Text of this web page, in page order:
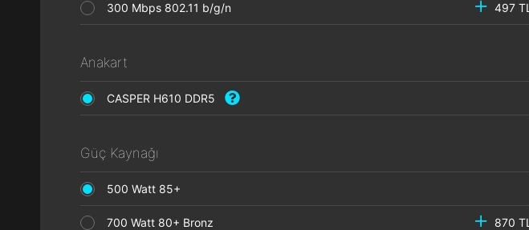
300 Mbps 802.11 b/g/n 497 TL
Anakart
CASPER H610 DDR5
Güç Kaynağı
500 Watt 85+
700 Watt 80+ Bronz 870 TL